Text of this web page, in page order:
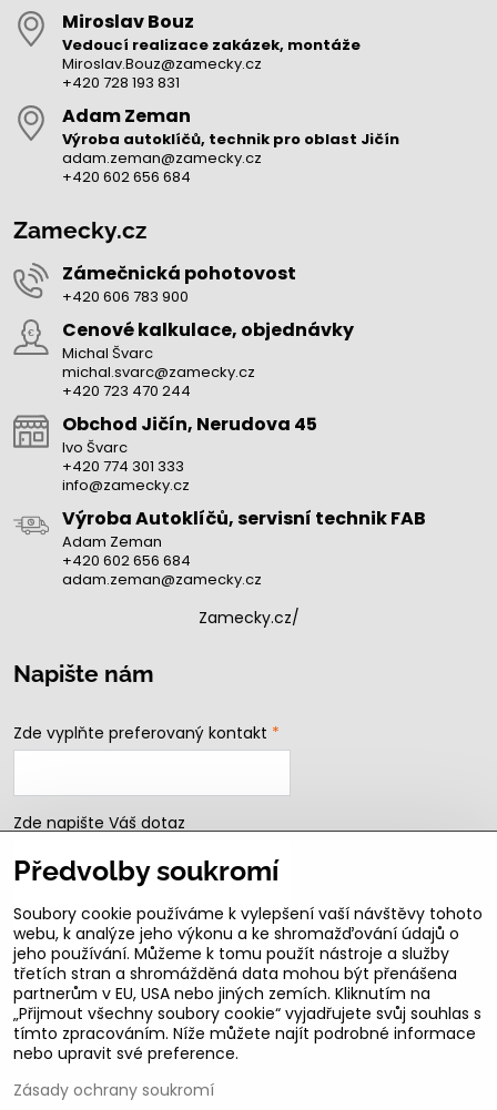
Miroslav Bouz
Vedoucí realizace zakázek, montáže
Miroslav.Bouz@zamecky.cz
+420 728 193 831
Adam Zeman
Výroba autoklíčů, technik pro oblast Jičín
adam.zeman@zamecky.cz
+420 602 656 684
Zamecky.cz
Zámečnická pohotovost
+420 606 783 900
Cenové kalkulace, objednávky
Michal Švarc
michal.svarc@zamecky.cz
+420 723 470 244
Obchod Jičín, Nerudova 45
Ivo Švarc
+420 774 301 333
info@zamecky.cz
Výroba Autoklíčů, servisní technik FAB
Adam Zeman
+420 602 656 684
adam.zeman@zamecky.cz
Zamecky.cz/
Napište nám
Zde vyplňte preferovaný kontakt *
Zde napište Váš dotaz
Odeslat
B2b podmínky pro registrované partnery
Předvolby soukromí
Soubory cookie používáme k vylepšení vaší návštěvy tohoto
webu, k analýze jeho výkonu a ke shromažďování údajů o
jeho používání. Můžeme k tomu použít nástroje a služby
třetích stran a shromážděná data mohou být přenášena
partnerům v EU, USA nebo jiných zemích. Kliknutím na
„Přijmout všechny soubory cookie“ vyjadřujete svůj souhlas s
tímto zpracováním. Níže můžete najít podrobné informace
nebo upravit své preference.
Zásady ochrany soukromí